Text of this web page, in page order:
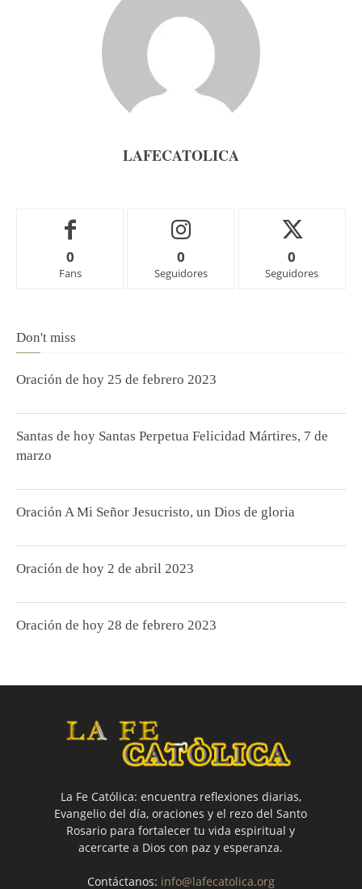
LAFECATOLICA
0
Fans
0
Seguidores
0
Seguidores
Don't miss
Oración de hoy 25 de febrero 2023
Santas de hoy Santas Perpetua Felicidad Mártires, 7 de
marzo
Oración A Mi Señor Jesucristo, un Dios de gloria
Oración de hoy 2 de abril 2023
Oración de hoy 28 de febrero 2023
La Fe Católica: encuentra reflexiones diarias,
Evangelio del día, oraciones y el rezo del Santo
Rosario para fortalecer tu vida espiritual y
acercarte a Dios con paz y esperanza.
Contáctanos: info@lafecatolica.org